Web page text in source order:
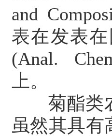
and
表在发表
(Anal.
上。
菊酯类农
虽然其具有